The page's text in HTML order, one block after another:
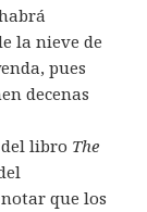
la nieve de
pues
decenas
libro The
que los